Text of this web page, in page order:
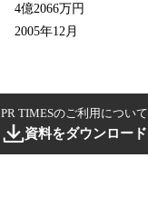
4億2066万円
2005年12月
PR TIMESのご利用について
資料をダウンロード